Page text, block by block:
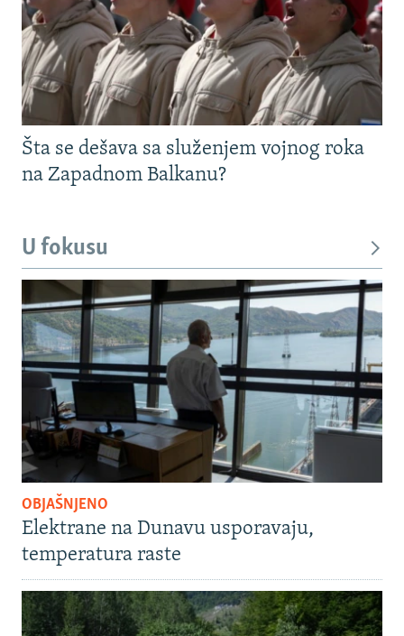
Šta se dešava sa služenjem vojnog roka
na Zapadnom Balkanu?
U fokusu
OBJAŠNJENO
Elektrane na Dunavu usporavaju,
temperatura raste